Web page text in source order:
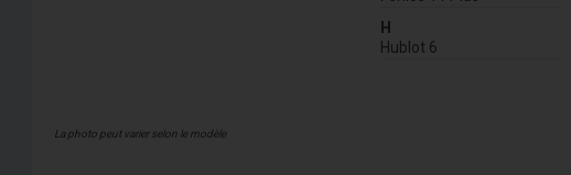
La photo peut varier selon le modèle
H
Hublot 6